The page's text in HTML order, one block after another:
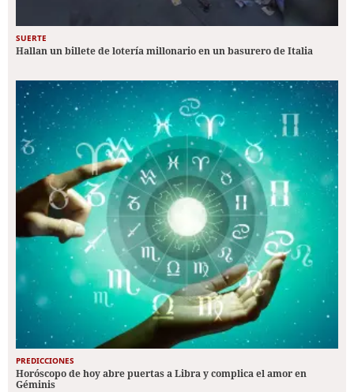
SUERTE
Hallan un billete de lotería millonario en un basurero de Italia
PREDICCIONES
Horóscopo de hoy abre puertas a Libra y complica el amor en
Géminis